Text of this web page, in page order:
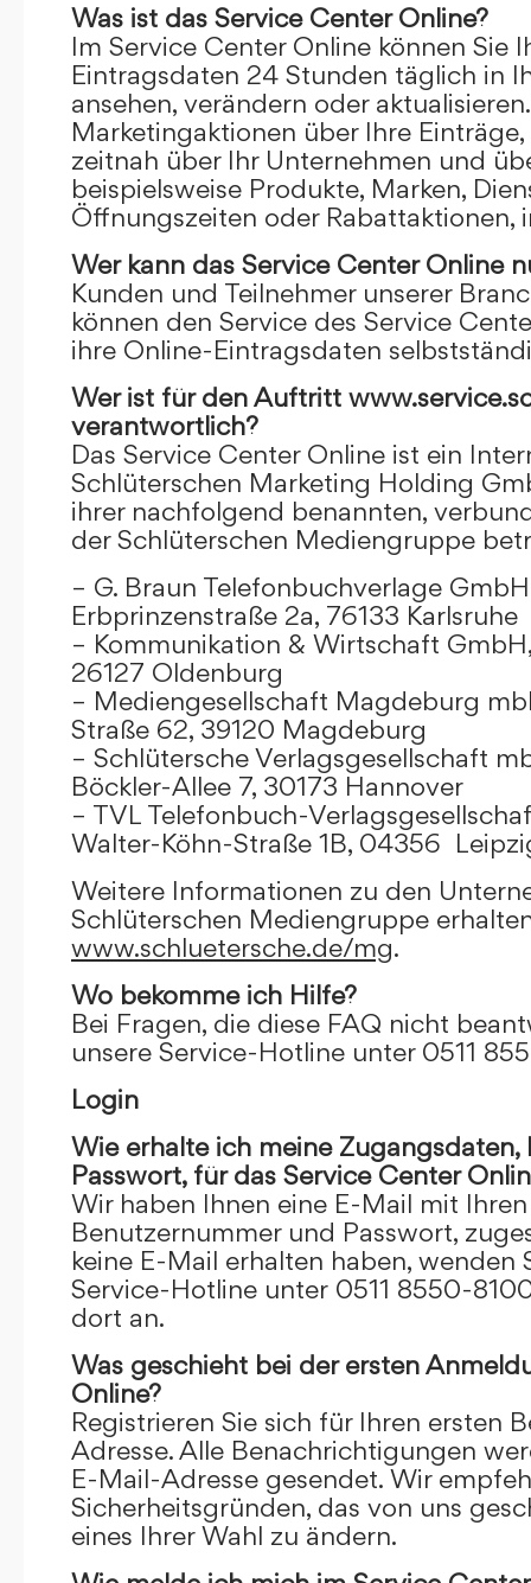
Was ist das Service Center Online?
Im Service Center Online können Sie
Eintragsdaten 24 Stunden täglich in
ansehen, verändern oder
Marketingaktionen über Ihre
zeitnah über Ihr Unternehmen und
beispielsweise Produkte, Marken,
Öffnungszeiten oder Rabattaktionen,
Wer kann das Service Center Online
Kunden und Teilnehmer unserer
können den Service des Service
ihre Online-Eintragsdaten
Wer ist für den Auftritt
verantwortlich?
Das Service Center Online ist ein
Schlüterschen Marketing Holding
ihrer nachfolgend benannten,
der Schlüterschen Mediengruppe
– G. Braun Telefonbuchverlage GmbH
Erbprinzenstraße 2a, 76133 Karlsruhe
– Kommunikation & Wirtschaft
26127 Oldenburg
– Mediengesellschaft Magdeburg
Straße 62, 39120 Magdeburg
– Schlütersche Verlagsgesellschaft
Böckler-Allee 7, 30173 Hannover
– TVL Telefonbuch-
Walter-Köhn-Straße 1B, 04356
Weitere Informationen zu den
Schlüterschen Mediengruppe
www.schluetersche.de/mg.
Wo bekomme ich Hilfe?
Bei Fragen, die diese FAQ nicht
unsere Service-Hotline unter 0511
Login
Wie erhalte ich meine
Passwort, für das Service Center
Wir haben Ihnen eine E-Mail mit
Benutzernummer und Passwort,
keine E-Mail erhalten haben, wenden
Service-Hotline unter 0511 8550-
dort an.
Was geschieht bei der ersten
Online?
Registrieren Sie sich für Ihren ersten
Adresse. Alle Benachrichtigungen
E-Mail-Adresse gesendet. Wir
Sicherheitsgründen, das von uns
eines Ihrer Wahl zu ändern.